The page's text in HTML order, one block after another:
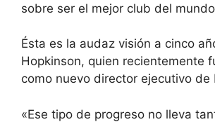
sobre ser el mejor club del
Ésta es la audaz visión a cinco
Hopkinson, quien recientemente
como nuevo director ejecutivo de
«Ese tipo de progreso no lleva